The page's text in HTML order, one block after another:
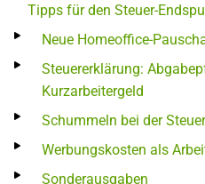
Tipps für den Steuer-
Neue Homeoffice-
Steuererklärung:
Kurzarbeitergeld
Schummeln bei der
Werbungskosten als
Sonderausgaben